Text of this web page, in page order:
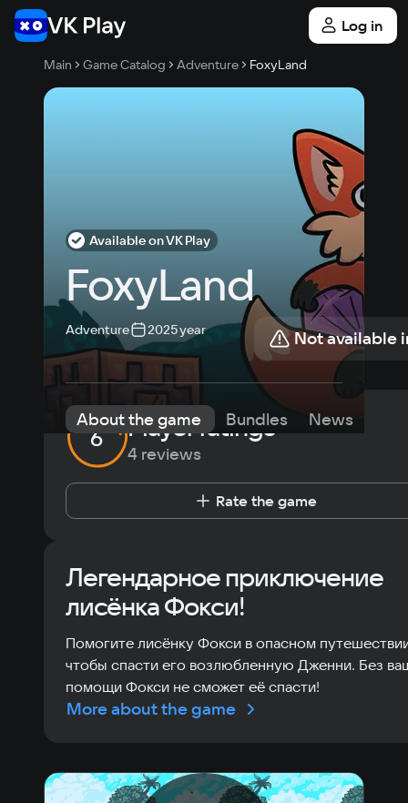
Log in
Main Game Catalog Adventure FoxyLand
Available on VK Play
FoxyLand
Adventure 2025 year Not available
About the game Bundles News
6 Player ratings
4 reviews
Rate the game
Легендарное приключение
лисёнка Фокси!
Помогите лисёнку Фокси в опасном
чтобы спасти его возлюбленную Дженни. Без
помощи Фокси не сможет её спасти!
More about the game